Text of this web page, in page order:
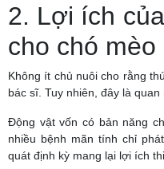
2. Lợi ích
cho chó mèo
Không ít chủ nuôi cho rằng
bác sĩ. Tuy nhiên, đây là quan
Động vật vốn có bản năng
nhiều bệnh mãn tính chỉ
quát định kỳ mang lại lợi ích